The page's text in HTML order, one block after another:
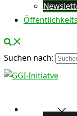
Suchen nach:
Über uns